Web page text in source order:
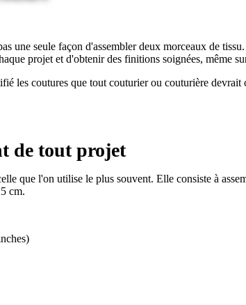
une seule façon d'assembler deux morceaux de
projet et d'obtenir des finitions soignées, même
les coutures que tout couturier ou couturière
de tout projet
que l'on utilise le plus souvent. Elle consiste à
cm.